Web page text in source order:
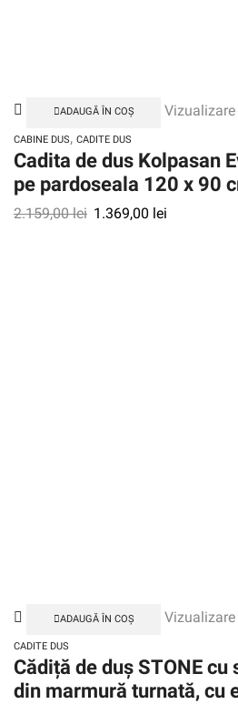
ADAUGĂ ÎN COȘ
CABINE DUS, CADITE DUS
Cadita de dus Kolpasan
pe pardoseala 120 x 90
2.159,00lei 1.369,00 lei
ADAUGĂ ÎN COȘ
CADITE DUS
Cădiță de duș STONE
din marmură turnată, cu